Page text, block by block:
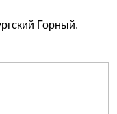
Горный.